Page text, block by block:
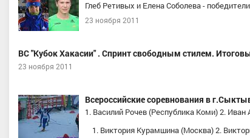
Глеб Ретивых и Елена Соболева -
23 ноября 2011
ВС "Кубок Хакасии" . Спринт свободным стилем.
23 ноября 2011
Всероссийские соревнования в
1. Василий Рочев (Республика Коми) 2.
1. Виктория Курамшина (Москва) 2.